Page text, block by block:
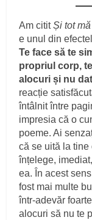
Am cititȘi tot
e unul din
Te face să te
propriul corp,
alocuri și nu
reacție
întâlnit între
impresia că o
poeme. Ai
că se uită la
înțelege,
ea. În acest
fost mai multe
într-adevăr
alocuri să nu te